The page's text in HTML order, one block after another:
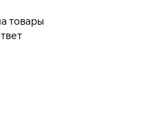
товары